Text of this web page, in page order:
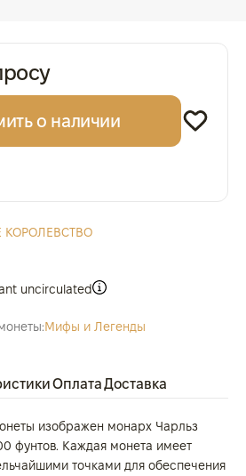
о наличии
uncirculated
Мифы и Легенды
ОплатаДоставка
изображен монарх Чарльз
фунтов. Каждая монета имеет
точками для обеспечения